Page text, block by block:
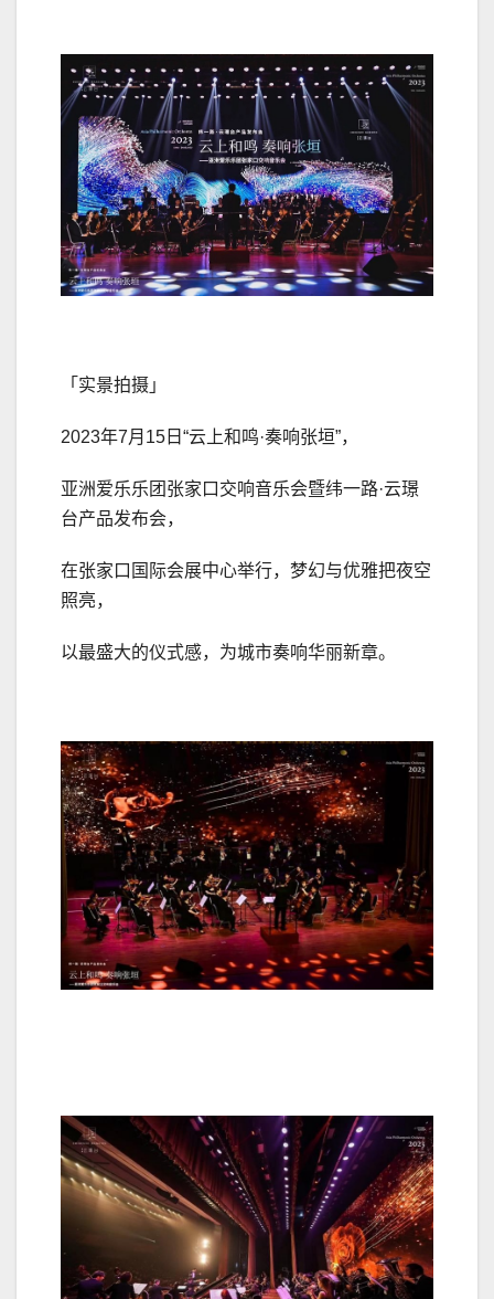
「实景拍摄」
2023年7月15日“云上和鸣·奏响张垣”，
亚洲爱乐乐团张家口交响音乐会暨纬一路·云璟
台产品发布会，
在张家口国际会展中心举行，梦幻与优雅把夜空
照亮，
以最盛大的仪式感，为城市奏响华丽新章。